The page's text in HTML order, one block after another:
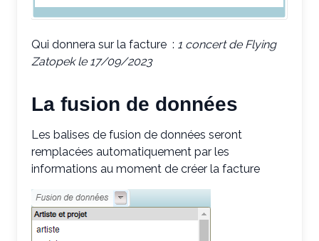
Qui donnera sur la facture : 1 concert de Flying
Zatopek le 17/09/2023
La fusion de données
Les balises de fusion de données seront
remplacées automatiquement par les
informations au moment de créer la facture